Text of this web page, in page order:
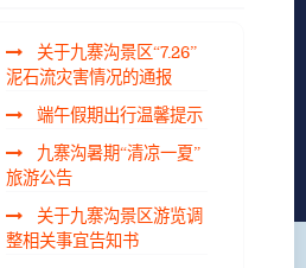
关于九寨沟景区“7.26”
泥石流灾害情况的通报
端午假期出行温馨提示
九寨沟暑期“清凉一夏”
旅游公告
关于九寨沟景区游览调
整相关事宜告知书